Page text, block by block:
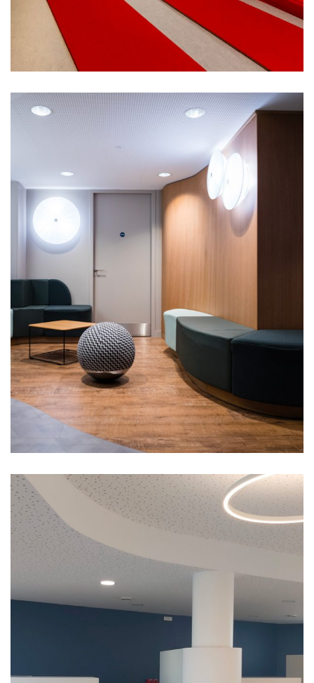
CHU Montmorillon de
Poitiers (86)